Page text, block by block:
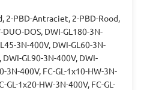
2-PBD-Antraciet, 2-PBD-Rood,
DOS, DWI-GL180-3N-
3N-400V, DWI-GL60-3N-
GL90-3N-400V, DWI-
3N-400V, FC-GL-1x10-HW-3N-
GL-1x20-HW-3N-400V, FC-GL-